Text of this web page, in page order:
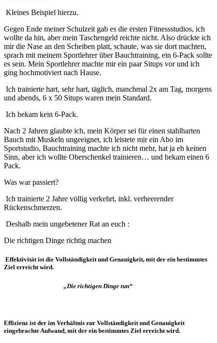
Kleines Beispiel hierzu.
Gegen Ende meiner Schulzeit gab es die ersten Fitnessstudios, ich
wollte da hin, aber mein Taschengeld reichte nicht. Also drückte ich
mir die Nase an den Scheiben platt, schaute, was sie dort machten,
sprach mit meinem Sportlehrer über Bauchtraining, ein 6-Pack sollte
es sein. Mein Sportlehrer machte mir ein paar Situps vor und ich
ging hochmotiviert nach Hause.
Ich trainierte hart, sehr hart, täglich, manchmal 2x am Tag, morgens
und abends, 6 x 50 Situps waren mein Standard.
Ich bekam kein 6-Pack.
Nach 2 Jahren glaubte ich, mein Körper sei für einen stahlharten
Bauch mit Muskeln ungeeignet, ich leistete mir ein Abo im
Sportstudio, Bauchtraining machte ich nicht mehr, hat ja eh keinen
Sinn, aber ich wollte Oberschenkel trainieren… und bekam einen 6
Pack.
Was war passiert?
Ich trainierte 2 Jahre völlig verkehrt, inkl. verheerender
Rückenschmerzen.
Deshalb mein ungebetener Rat an euch :
Die richtigen Dinge richtig machen
Effektivität ist die Vollständigkeit und Genauigkeit, mit der ein bestimmtes
Ziel erreicht wird.
„Die richtigen Dinge tun“
Effizienz ist der im Verhältnis zur Vollständigkeit und Genauigkeit
eingebrachte Aufwand, mit der ein bestimmtes Ziel erreicht wird.